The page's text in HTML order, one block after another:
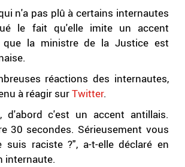
n'a pas plû à certains internautes
le fait qu'elle imite un accent
que la ministre de la Justice est
réactions des internautes,
à réagir surTwitter.
d'abord c'est un accent antillais.
30 secondes. Sérieusement vous
suis raciste ?", a-t-elle déclaré en
internaute.